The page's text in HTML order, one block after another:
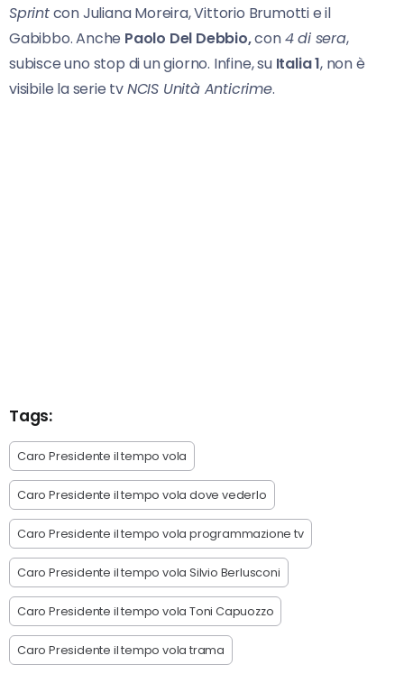
Sprintcon Juliana Moreira, Vittorio Brumotti e il
Gabibbo. Anche Paolo Del Debbio,con4 di sera,
subisce uno stop di un giorno. Infine, su Italia 1, non è
visibile la serie tvNCIS Unità Anticrime.
Tags:
Caro Presidente il tempo vola
Caro Presidente il tempo vola dove vederlo
Caro Presidente il tempo vola programmazione tv
Caro Presidente il tempo vola Silvio Berlusconi
Caro Presidente il tempo vola Toni Capuozzo
Caro Presidente il tempo vola trama